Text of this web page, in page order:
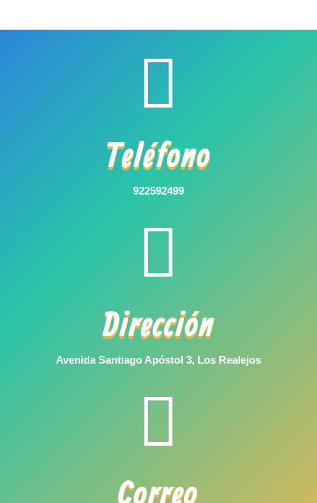

Teléfono
922592499

Dirección
Avenida Santiago Apóstol 3, Los Realejos
